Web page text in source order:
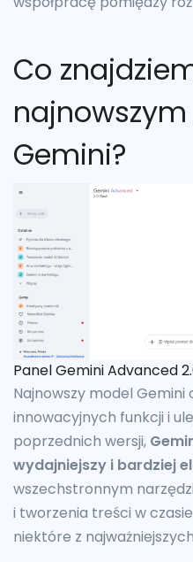
Co
Gemini?
Panel Gemini Advanced
Najnowszy model Gemini
innowacyjnych funkcji i
poprzednich wersji,
wydajniejszy i bardziej
wszechstronnym
i tworzenia treści w
niektóre z